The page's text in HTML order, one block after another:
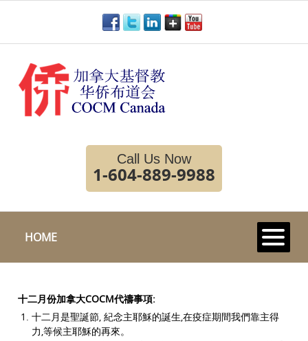
Call Us Now
1-604-889-9988
HOME
十二月份加拿大COCM代禱事項:
十二月是聖誕節, 紀念主耶穌的誕生,在疫症期間我們靠主得
力,等候主耶穌的再來。